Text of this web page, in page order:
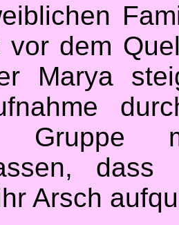
vor dem
Marya
Gruppe
dass
Arsch